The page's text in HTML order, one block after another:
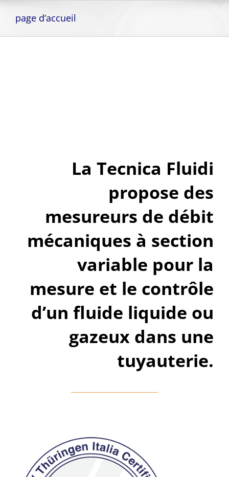
page d’accueil
La Tecnica Fluidi
propose des
mesureurs de débit
mécaniques à section
variable pour la
mesure et le contrôle
d’un fluide liquide ou
gazeux dans une
tuyauterie.